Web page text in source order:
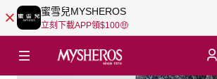
蜜雪兒MYSHEROS
立刻下載APP領$100🤑